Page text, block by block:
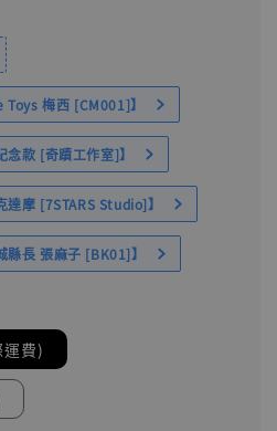
梅西 [CM001]】
款 [奇蹟工作室]】
摩 [7STARS Studio]】
長 張麻子 [BK01]】
費)